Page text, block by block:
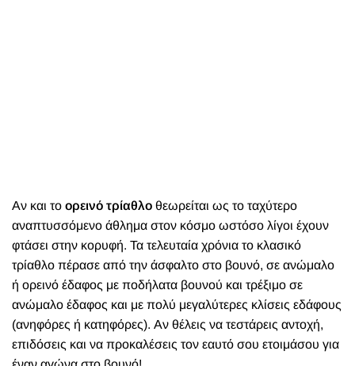
Αν και το ορεινό τρίαθλο θεωρείται ως το ταχύτερο
αναπτυσσόμενο άθλημα στον κόσμο ωστόσο λίγοι έχουν
φτάσει στην κορυφή. Τα τελευταία χρόνια το κλασικό
τρίαθλο πέρασε από την άσφαλτο στο βουνό, σε ανώμαλο
ή ορεινό έδαφος με ποδήλατα βουνού και τρέξιμο σε
ανώμαλο έδαφος και με πολύ μεγαλύτερες κλίσεις εδάφους
(ανηφόρες ή κατηφόρες). Αν θέλεις να τεστάρεις αντοχή,
επιδόσεις και να προκαλέσεις τον εαυτό σου ετοιμάσου για